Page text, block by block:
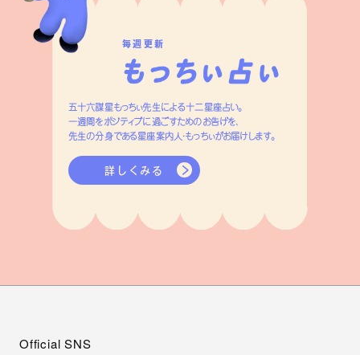
毎週更新
五十六謀星もっちぃ先生による十二星座占い。
一週間をポジティブに過ごすためのお告げを、
先生の分身である星座案内人・もっちぃがお届けします。
詳しくみる
Official SNS